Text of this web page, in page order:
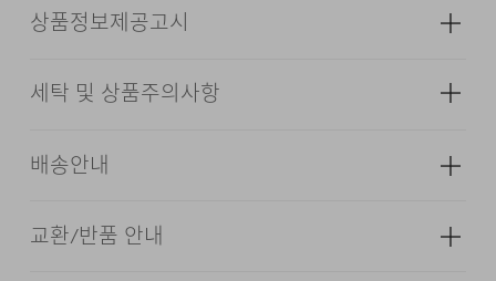
DESCRIPTION
ENZYME WASHING
MOBILON SHOULDER TAPE
상품정보제공고시
소재
색상
블랙, 라이트 그레이, 화이트, 다크
그레이, 블루, 다크 네이비
세탁 및 상품주의사항
배송안내
배송기간(물류센터)
교환/반품 안내